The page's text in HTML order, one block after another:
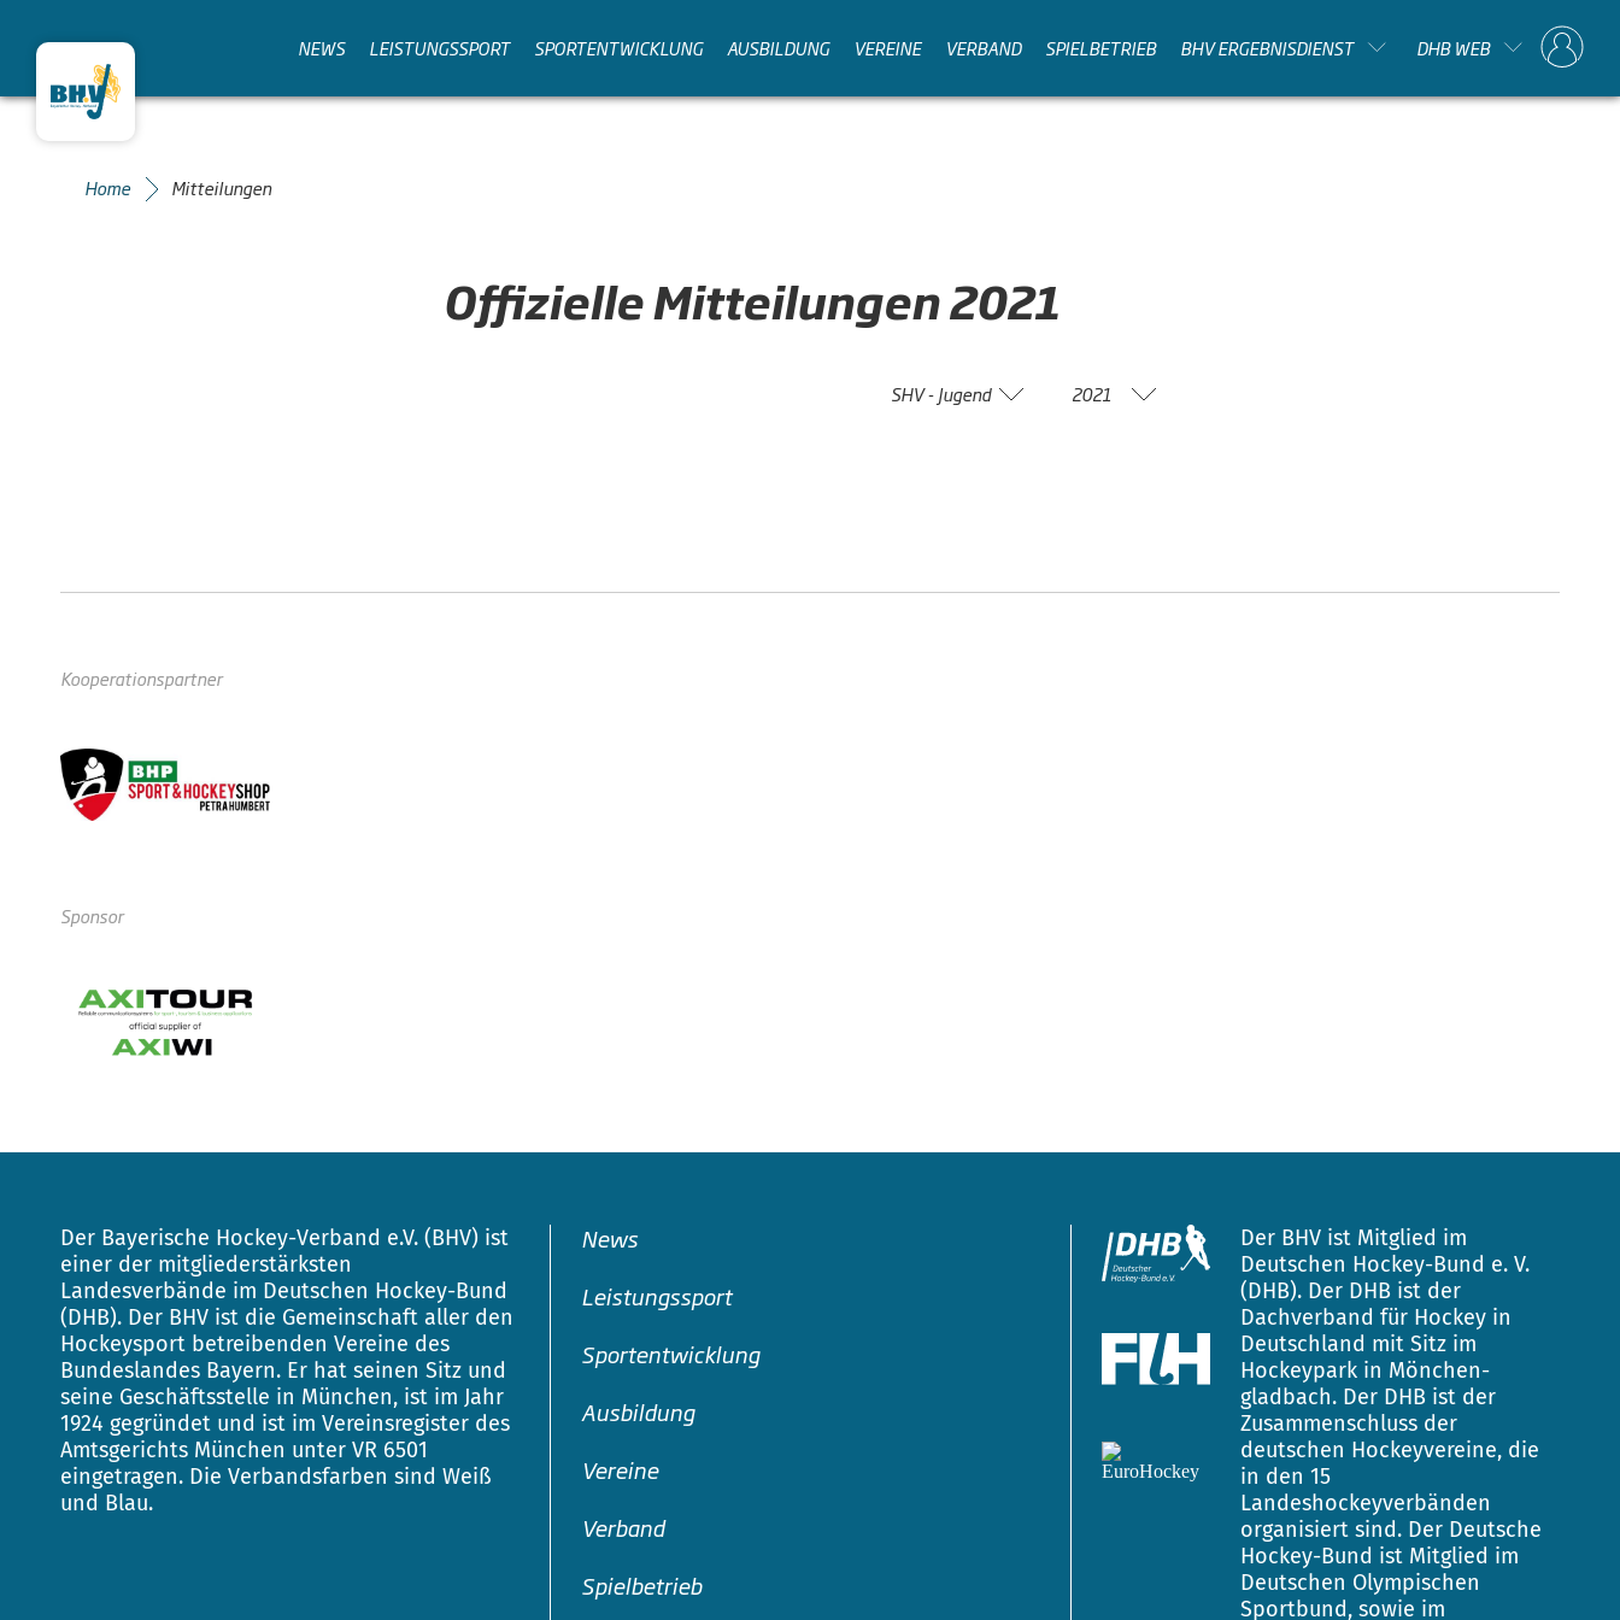
NEWS LEISTUNGSSPORT SPORTENTWICKLUNG AUSBILDUNG VEREINE VERBAND SPIELBETRIEB BHV ERGEBNISDIENST DHB WEB
Home Mitteilungen
OffizielleMitteilungen2021
SHV - Jugend 2021
Kooperationspartner
Sponsor
Der Bayerische Hockey-Verband e.V. (BHV) ist
einer der mitgliederstärksten
Landesverbände im Deutschen Hockey-Bund
(DHB). Der BHV ist die Gemeinschaft aller den
Hockeysport betreibenden Vereine des
Bundeslandes Bayern. Er hat seinen Sitz und
seine Geschäftsstelle in München, ist im Jahr
1924 gegründet und ist im Vereinsregister des
Amtsgerichts München unter VR 6501
eingetragen. Die Verbandsfarben sind Weiß
und Blau.
News
Leistungssport
Sportentwicklung
Ausbildung
Vereine
Verband
Spielbetrieb
Der BHV ist Mitglied im
Deutschen Hockey-Bund e. V.
(DHB). Der DHB ist der
Dachverband für Hockey in
Deutschland mit Sitz im
Hockeypark in Mönchen-
gladbach. Der DHB ist der
Zusammenschluss der
deutschen Hockeyvereine, die
in den 15
Landeshockeyverbänden
organisiert sind. Der Deutsche
Hockey-Bund ist Mitglied im
Deutschen Olympischen
Sportbund, sowie im